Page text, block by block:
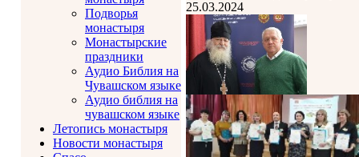
Подворья
монастыря
Монастырские
праздники
Аудио Библия на
Чувашском языке
Аудио библия на
чувашском языке
Летопись монастыря
Новости монастыря
25.03.2024